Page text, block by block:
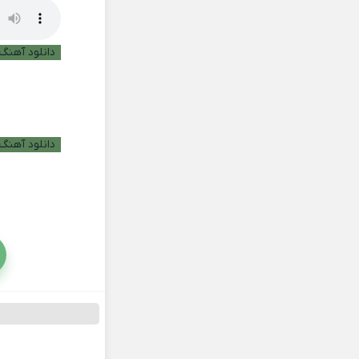
دانلود آهنگ
دانلود